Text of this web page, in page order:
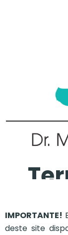
IMPORTANTE!
deste site